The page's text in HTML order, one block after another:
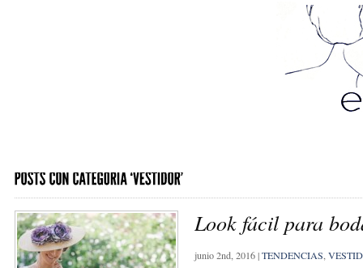
Look fácil para
junio 2nd, 2016|TENDENCIAS